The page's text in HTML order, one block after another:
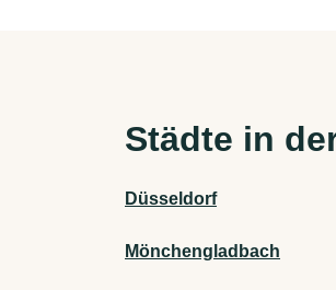
Städte in
Düsseldorf
Mönchengladbach